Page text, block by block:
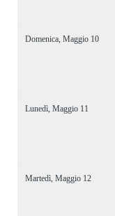
Domenica, Maggio 10
Lunedì, Maggio 11
Martedì, Maggio 12